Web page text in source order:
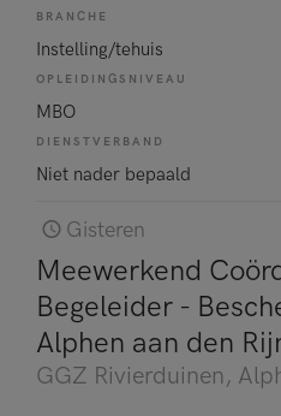
BRANCHE
Instelling/tehuis
OPLEIDINGSNIVEAU
MBO
DIENSTVERBAND
Niet nader bepaald
Gisteren
Meewerkend
Begeleider -
Alphen aan den
GGZ Rivierduinen,